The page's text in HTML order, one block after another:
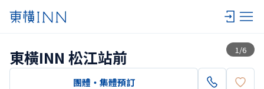
1 /6
查看一覽
東橫INN 松江站前
團體・集體預訂